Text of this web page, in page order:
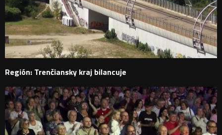
Región: Trenčiansky kraj bilancuje